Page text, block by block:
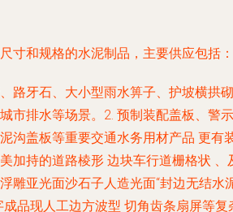
寸和规格的水泥制品，主要供应包括：
路牙石、大小型雨水箅子、护坡横拱砌
市排水等场景。2. 预制装配盖板、警示
沟盖板等重要交通水务用材产品 更有
加持的道路棱形 边块车行道栅格状 、
雕亚光面沙石子人造光面“封边无结水
品现人工边方波型 切角齿条扇屏等复